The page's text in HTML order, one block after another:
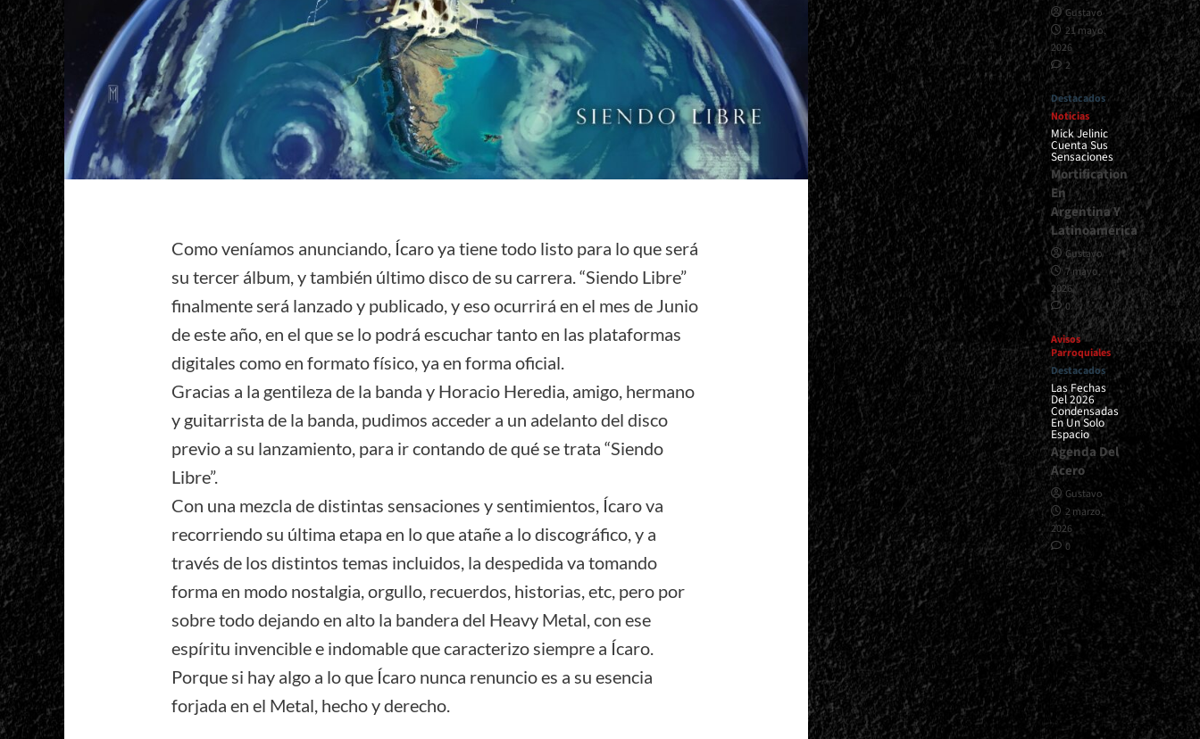
Como veníamos anunciando, Ícaro ya tiene todo listo para lo que será
su tercer álbum, y también último disco de su carrera. “Siendo Libre”
finalmente será lanzado y publicado, y eso ocurrirá en el mes de Junio
de este año, en el que se lo podrá escuchar tanto en las plataformas
digitales como en formato físico, ya en forma oficial.
Gracias a la gentileza de la banda y Horacio Heredia, amigo, hermano
y guitarrista de la banda, pudimos acceder a un adelanto del disco
previo a su lanzamiento, para ir contando de qué se trata “Siendo
Libre”.
Con una mezcla de distintas sensaciones y sentimientos, Ícaro va
recorriendo su última etapa en lo que atañe a lo discográfico, y a
través de los distintos temas incluidos, la despedida va tomando
forma en modo nostalgia, orgullo, recuerdos, historias, etc, pero por
sobre todo dejando en alto la bandera del Heavy Metal, con ese
espíritu invencible e indomable que caracterizo siempre a Ícaro.
Porque si hay algo a lo que Ícaro nunca renuncio es a su esencia
forjada en el Metal, hecho y derecho.
Gustavo
21 mayo,
2026
2
Destacados
Noticias
Mick Jelinic
Cuenta Sus
Sensaciones
Mortification
En
Argentina Y
Latinoamérica
Gustavo
7 mayo,
2026
0
Avisos
Parroquiales
Destacados
Las Fechas
Del 2026
Condensadas
En Un Solo
Espacio
Agenda Del
Acero
Gustavo
2 marzo,
2026
0